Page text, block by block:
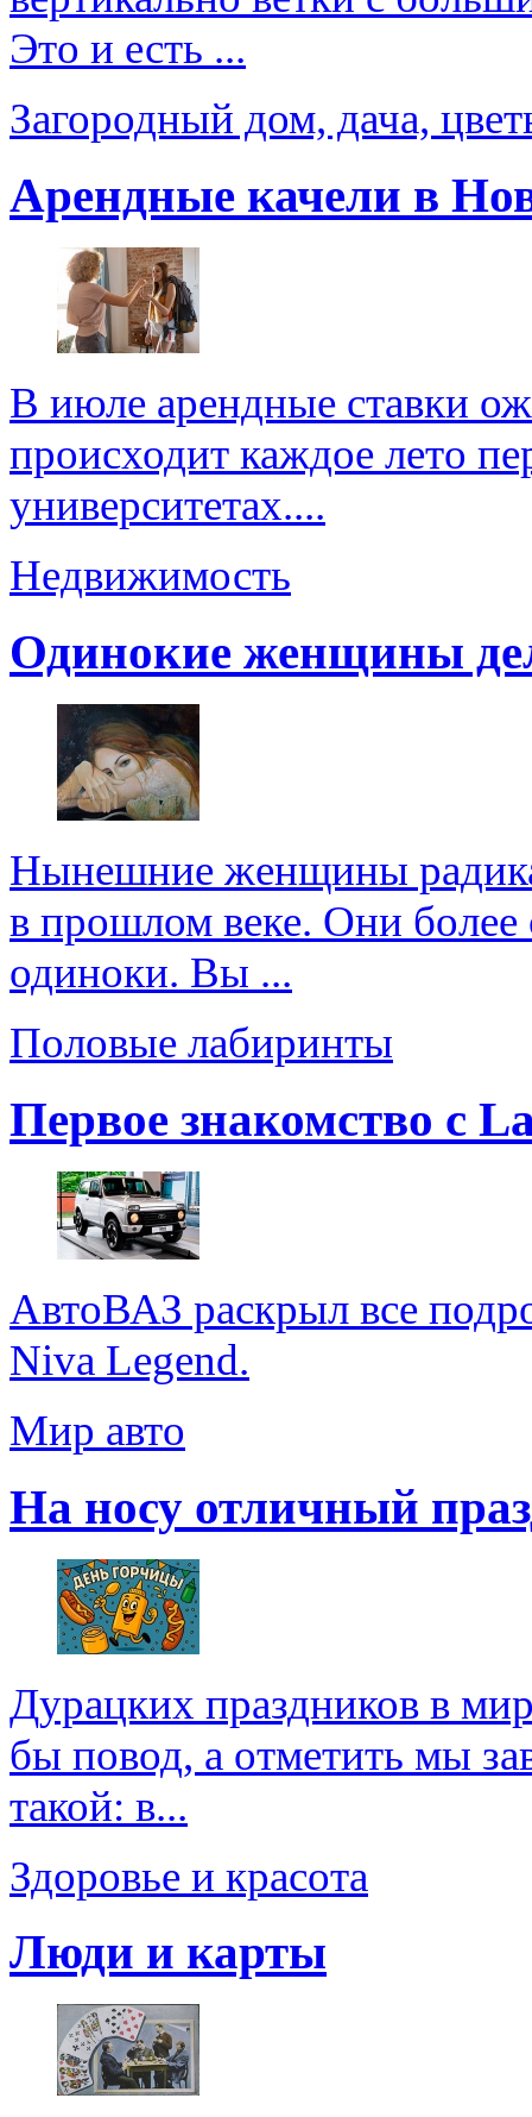
Это и есть ...
Загородный дом, дача,
Арендные качели в
В июле арендные ставки
происходит каждое лето
университетах....
Недвижимость
Одинокие женщины
Нынешние женщины
в прошлом веке. Они более
одиноки. Вы ...
Половые лабиринты
Первое знакомство с
АвтоВАЗ раскрыл все
Niva Legend.
Мир авто
На носу отличный
Дурацких праздников в
бы повод, а отметить мы
такой: в...
Здоровье и красота
Люди и карты